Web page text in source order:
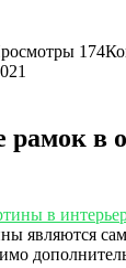
174
рамок в
в
являются